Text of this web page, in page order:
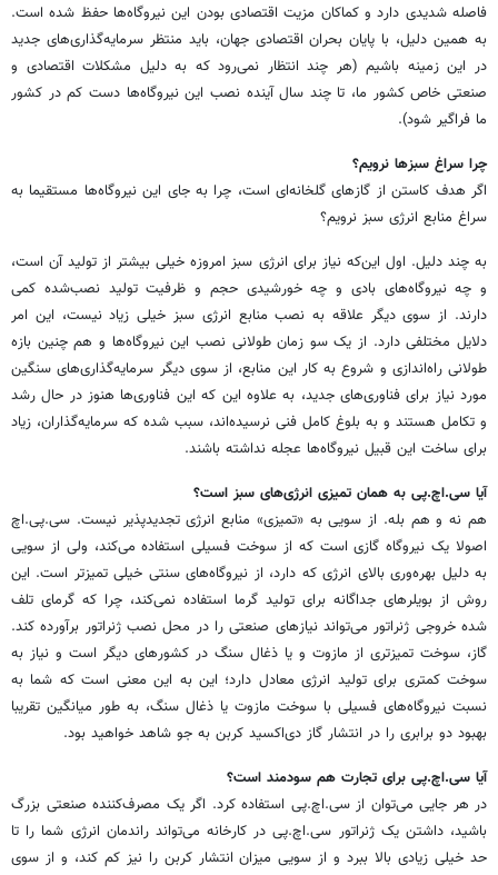
فاصله شدیدی دارد و کماکان مزیت اقتصادی بودن این نیروگاه‌ها حفظ شده است.
به همین دلیل، با پایان بحران اقتصادی جهان، باید منتظر سرمایه‌گذاری‌های جدید
در این زمینه باشیم (هر چند انتظار نمی‌رود که به دلیل مشکلات اقتصادی و
صنعتی خاص کشور ما، تا چند سال آینده نصب این نیروگاه‌ها دست کم در کشور
ما فراگیر شود).
چرا سراغ سبزها نرویم؟
اگر هدف کاستن از گازهای گلخانه‌ای است، چرا به جای این نیروگاه‌ها مستقیما به
سراغ منابع انرژی سبز نرویم؟
به چند دلیل. اول این‌که نیاز برای انرژی سبز امروزه خیلی بیشتر از تولید آن است،
و چه نیروگاه‌های بادی و چه خورشیدی حجم و ظرفیت تولید نصب‌شده کمی
دارند. از سوی دیگر علاقه به نصب منابع انرژی سبز خیلی زیاد نیست، این امر
دلایل مختلفی دارد. از یک سو زمان طولانی نصب این نیروگاه‌ها و هم چنین بازه
طولانی راه‌اندازی و شروع به کار این منابع، از سوی دیگر سرمایه‌گذاری‌های سنگین
مورد نیاز برای فناوری‌های جدید، به علاوه این که این فناوری‌ها هنوز در حال رشد
و تکامل هستند و به بلوغ کامل فنی نرسیده‌اند، سبب شده که سرمایه‌گذاران، زیاد
برای ساخت این قبیل نیروگاه‌ها عجله نداشته باشند.
آیا سی.اچ.پی به همان تمیزی انرژی‌های سبز است؟
هم نه و هم بله. از سویی به «تمیزی» منابع انرژی تجدیدپذیر نیست. سی.پی.اچ
اصولا یک نیروگاه گازی است که از سوخت فسیلی استفاده می‌کند، ولی از سویی
به دلیل بهره‌وری بالای انرژی که دارد، از نیروگاه‌های سنتی خیلی تمیزتر است. این
روش از بویلرهای جداگانه برای تولید گرما استفاده نمی‌کند، چرا که گرمای تلف
شده خروجی ژنراتور می‌تواند نیازهای صنعتی را در محل نصب ژنراتور برآورده کند.
گاز، سوخت تمیزتری از مازوت و یا ذغال سنگ در کشورهای دیگر است و نیاز به
سوخت کمتری برای تولید انرژی معادل دارد؛ این به این معنی است که شما به
نسبت نیروگاه‌های فسیلی با سوخت مازوت یا ذغال سنگ، به طور میانگین تقریبا
بهبود دو برابری را در انتشار گاز دی‌اکسید کربن به جو شاهد خواهید بود.
آیا سی.اچ.پی برای تجارت هم سودمند است؟
در هر جایی می‌توان از سی.اچ.پی استفاده کرد. اگر یک مصرف‌کننده صنعتی بزرگ
باشید، داشتن یک ژنراتور سی.اچ.پی در کارخانه می‌تواند راندمان انرژی شما را تا
حد خیلی زیادی بالا ببرد و از سویی میزان انتشار کربن را نیز کم کند، و از سوی